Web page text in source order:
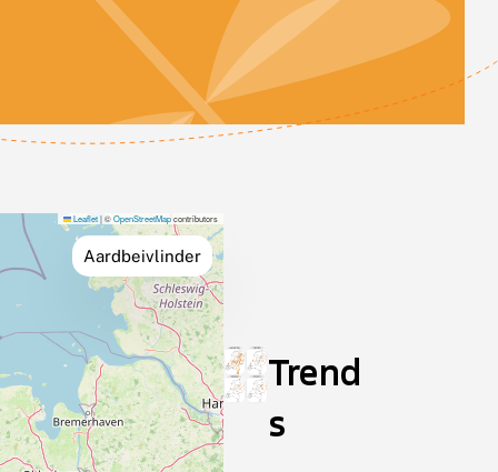
Aardbeivlinder
Leaflet|©OpenStreetMapcontributors
Trend
s